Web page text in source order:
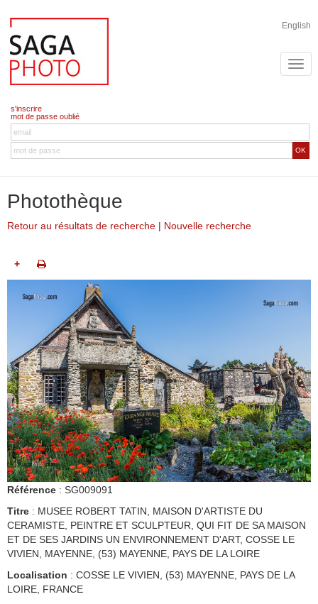
English
s'inscrire
mot de passe oublié
OK
Photothèque
Retour au résultats de recherche | Nouvelle recherche
+
Référence : SG009091
Titre : MUSEE ROBERT TATIN, MAISON D'ARTISTE DU
CERAMISTE, PEINTRE ET SCULPTEUR, QUI FIT DE SA MAISON
ET DE SES JARDINS UN ENVIRONNEMENT D'ART, COSSE LE
VIVIEN, MAYENNE, (53) MAYENNE, PAYS DE LA LOIRE
Localisation : COSSE LE VIVIEN, (53) MAYENNE, PAYS DE LA
LOIRE, FRANCE